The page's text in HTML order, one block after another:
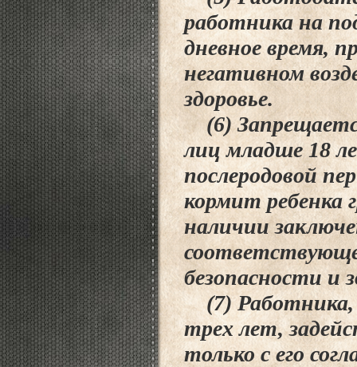
работника на
дневное время,
негативном
здоровье.
(6)
лиц младше 18
послеродовой
кормит ребенка
наличии
безопасности и
(7) Работника,
трех лет,
только с его